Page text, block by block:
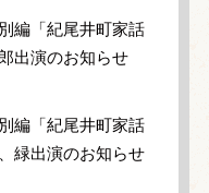
編「紀尾井町家話
出演のお知らせ
編「紀尾井町家話
緑出演のお知らせ